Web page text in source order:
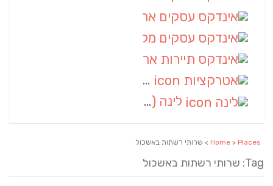
אטרקציות
לינה (1)
Home > Places > שרותי רשתות באשכול
Tag: שרותי רשתות באשכול